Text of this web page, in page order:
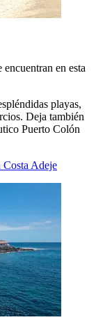
encuentran en esta
playas,
Deja también
Puerto Colón
Costa Adeje